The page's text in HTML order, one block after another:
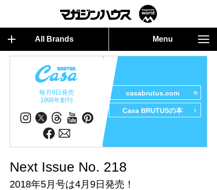
All Brands Menu
毎月9日発売
1998年創刊
casabrutus.com
Casa BRUTUSの本
Next Issue No. 218
2018年5月号は4月9日発売！